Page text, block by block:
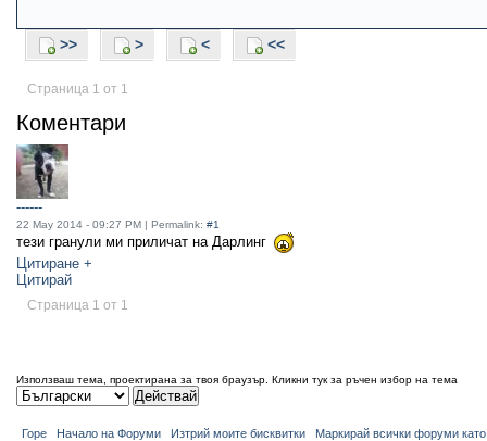
>> > < <<
Страница 1 от 1
Коментари
------
22 May 2014 - 09:27 PM | Permalink: #1
тези гранули ми приличат на Дарлинг
Цитиране +
Цитирай
Страница 1 от 1
Използваш тема, проектирана за твоя браузър. Кликни тук за ръчен избор на тема
Горе Начало на Форуми Изтрий моите бисквитки
Маркирай всички форуми